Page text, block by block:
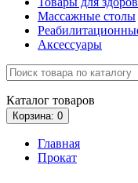
Массажные столы
Аксессуары
Каталог товаров
Корзина: 0
Главная
Прокат